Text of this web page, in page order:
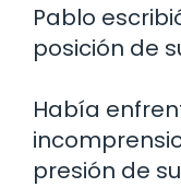
Pablo
posición de
Había
presión de